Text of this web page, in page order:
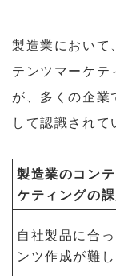
製造業において
テンツマーケテ
が、多くの企業
して認識されて
製造業のコン
ケティングの
自社製品に合
ンツ作成が難